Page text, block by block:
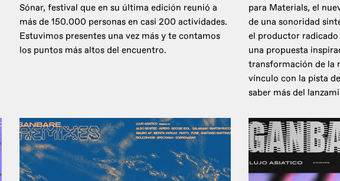
Sónar, festival que en su última edición reunió a
más de 150.000 personas en casi 200 actividades.
Estuvimos presentes una vez más y te contamos
los puntos más altos del encuentro.
para Materials, el
de una sonoridad
el productor radicado
una propuesta
transformación de la
vínculo con la pista
saber más del